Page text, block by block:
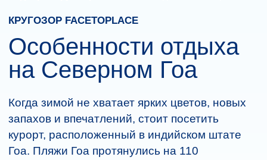
КРУГОЗОР FACETOPLACE
Особенности отдыха
на Северном Гоа
Когда зимой не хватает ярких цветов, новых
запахов и впечатлений, стоит посетить
курорт, расположенный в индийском штате
Гоа. Пляжи Гоа протянулись на 110